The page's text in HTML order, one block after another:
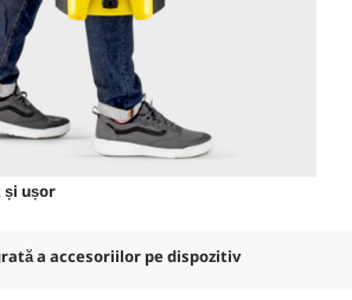
și ușor
a accesoriilor pe dispozitiv